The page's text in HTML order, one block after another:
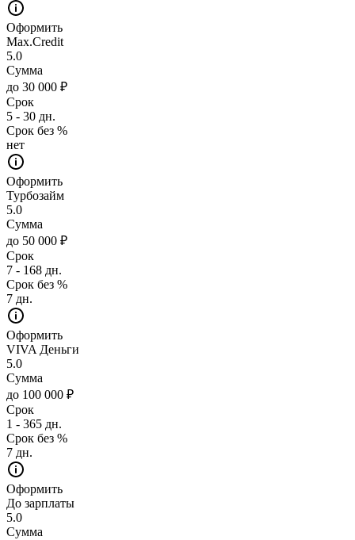
Оформить
Max.Credit
5.0
Сумма
до 30 000 ₽
Срок
5 - 30 дн.
Срок без %
нет
Оформить
Турбозайм
5.0
Сумма
до 50 000 ₽
Срок
7 - 168 дн.
Срок без %
7 дн.
Оформить
VIVA Деньги
5.0
Сумма
до 100 000 ₽
Срок
1 - 365 дн.
Срок без %
7 дн.
Оформить
До зарплаты
5.0
Сумма